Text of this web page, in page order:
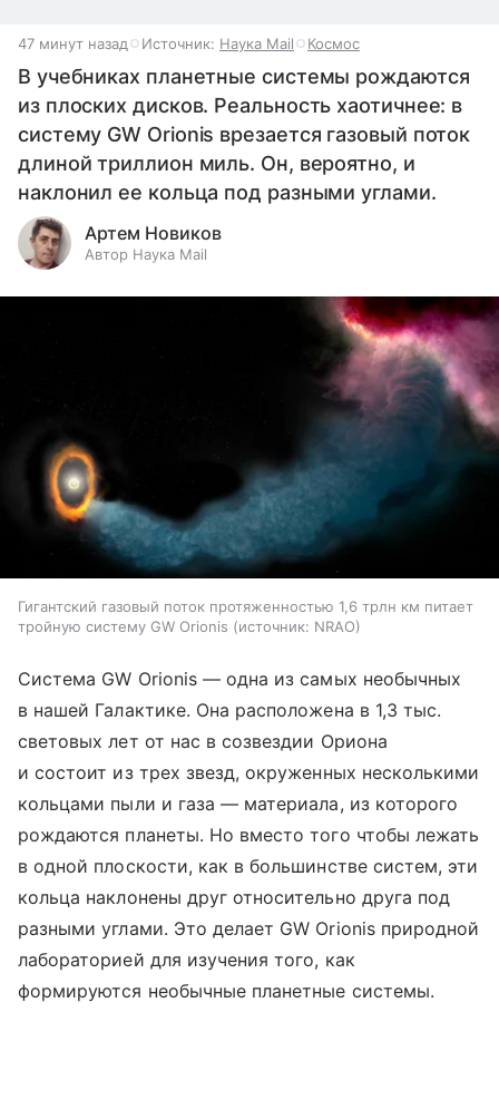
47 минут назад Источник: Наука Mail Космос
В учебниках планетные системы рождаются
из плоских дисков. Реальность хаотичнее: в
систему GW Orionis врезается газовый поток
длиной триллион миль. Он, вероятно, и
наклонил ее кольца под разными углами.
Артем Новиков
Автор Наука Mail
Гигантский газовый поток протяженностью 1,6 трлн км питает
тройную систему GW Orionis
источник: NRAO
Система GW Orionis — одна из самых необычных
в нашей Галактике. Она расположена в 1,3 тыс.
световых лет от нас в созвездии Ориона
и состоит из трех звезд, окруженных несколькими
кольцами пыли и газа — материала, из которого
рождаются планеты. Но вместо того чтобы лежать
в одной плоскости, как в большинстве систем, эти
кольца наклонены друг относительно друга под
разными углами. Это делает GW Orionis природной
лабораторией для изучения того, как
формируются необычные планетные системы.